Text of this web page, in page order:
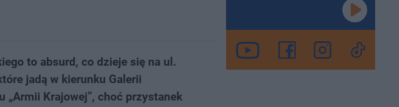
to absurd, co dzieje się na ul.
jadą w kierunku Galerii
„Armii Krajowej”, choć przystanek